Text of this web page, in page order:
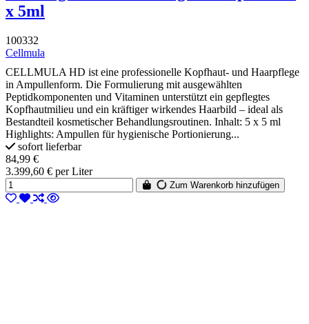
x 5ml
100332
Cellmula
CELLMULA HD ist eine professionelle Kopfhaut- und Haarpflege
in Ampullenform. Die Formulierung mit ausgewählten
Peptidkomponenten und Vitaminen unterstützt ein gepflegtes
Kopfhautmilieu und ein kräftiger wirkendes Haarbild – ideal als
Bestandteil kosmetischer Behandlungsroutinen. Inhalt: 5 x 5 ml
Highlights: Ampullen für hygienische Portionierung...
sofort lieferbar
84,99 €
3.399,60 € per Liter
Zum Warenkorb hinzufügen